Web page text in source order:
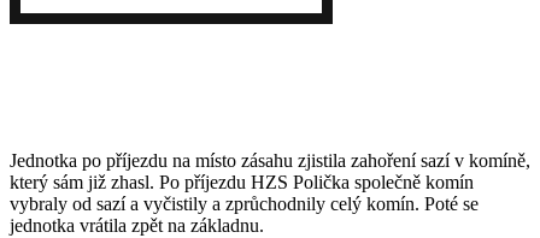
Jednotka po příjezdu na místo zásahu zjistila zahoření sazí v komíně,
který sám již zhasl. Po příjezdu HZS Polička společně komín
vybraly od sazí a vyčistily a zprůchodnily celý komín. Poté se
jednotka vrátila zpět na základnu.